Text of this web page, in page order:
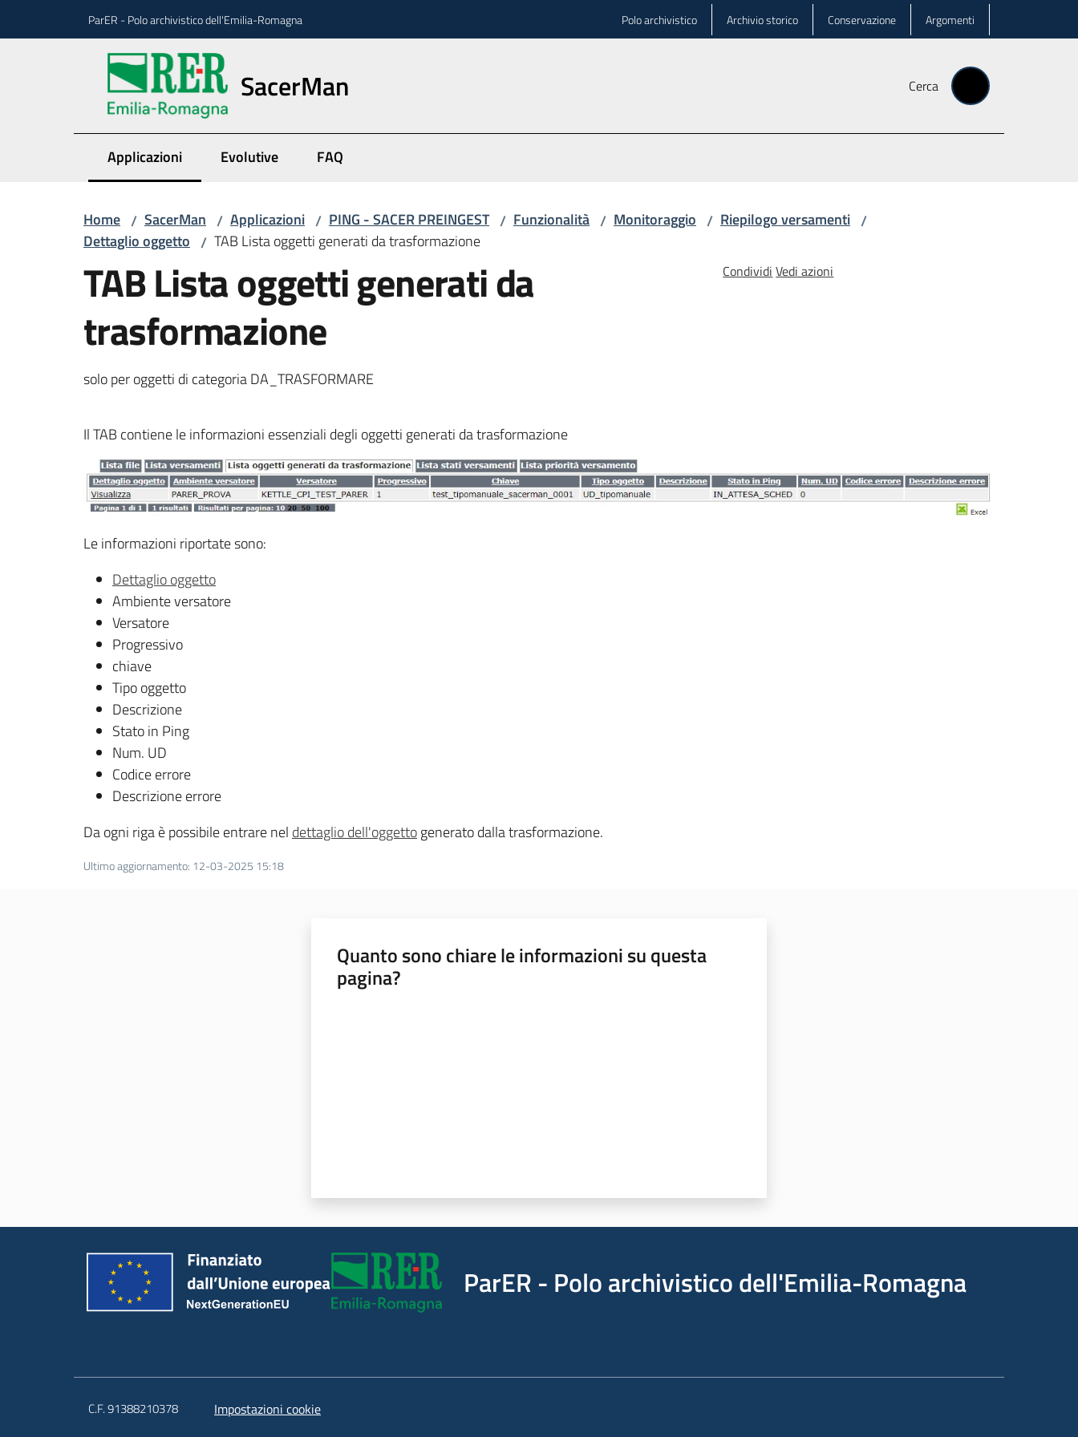
ParER - Polo archivistico dell'Emilia-Romagna Polo archivistico Archivio storico Conservazione Argomenti
SacerMan Cerca
Applicazioni
Menu selezionato Evolutive FAQ
Home / SacerMan / Applicazioni / PING - SACER PREINGEST / Funzionalità / Monitoraggio / Riepilogo versamenti /
Dettaglio oggetto / TAB Lista oggetti generati da trasformazione
TAB Lista oggetti generati da
trasformazione
solo per oggetti di categoria DA_TRASFORMARE
Condividi Vedi azioni
Il TAB contiene le informazioni essenziali degli oggetti generati da trasformazione
Le informazioni riportate sono:
Dettaglio oggetto
Ambiente versatore
Versatore
Progressivo
chiave
Tipo oggetto
Descrizione
Stato in Ping
Num. UD
Codice errore
Descrizione errore
Da ogni riga è possibile entrare nel dettaglio dell'oggettogenerato dalla trasformazione.
Ultimo aggiornamento: 12-03-2025 15:18
Quanto sono chiare le informazioni su questa
pagina?
ParER - Polo archivistico dell'Emilia-Romagna
C.F. 91388210378 Impostazioni cookie